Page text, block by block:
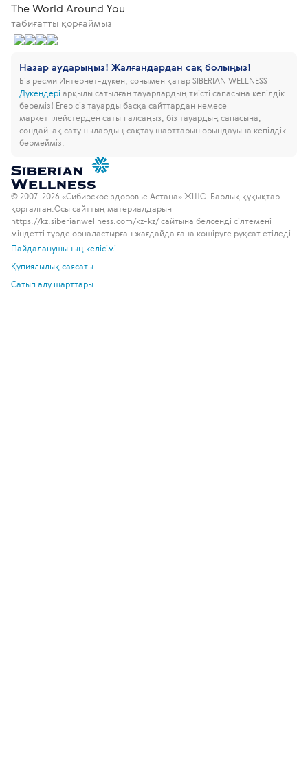
The World Around You
табиғатты қорғаймыз
Назар аударыңыз! Жалғандардан сақ болыңыз!
Біз ресми Интернет-дүкен, сонымен қатар SIBERIAN WELLNESS
Дүкендері арқылы сатылған тауарлардың тиісті сапасына кепілдік
береміз! Егер сіз тауарды басқа сайттардан немесе
маркетплейстерден сатып алсаңыз, біз тауардың сапасына,
сондай-ақ сатушылардың сақтау шарттарын орындауына кепілдік
бермейміз.
© 2007–2026 «Сибирское здоровье Астана» ЖШС. Барлық құқықтар
қорғалған. Осы сайттың материалдарын
https://kz.siberianwellness.com/kz-kz/ сайтына белсенді сілтемені
міндетті түрде орналастырған жағдайда ғана көшіруге рұқсат етіледі.
Пайдаланушының келісімі
Құпиялылық саясаты
Сатып алу шарттары